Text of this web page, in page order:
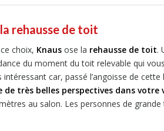
rehausse de toit
choix, Knaus ose la rehausse de toit.
du moment du toit relevable qui
intéressant car, passé l’angoisse de
de très belles perspectives dans votre
au salon. Les personnes de